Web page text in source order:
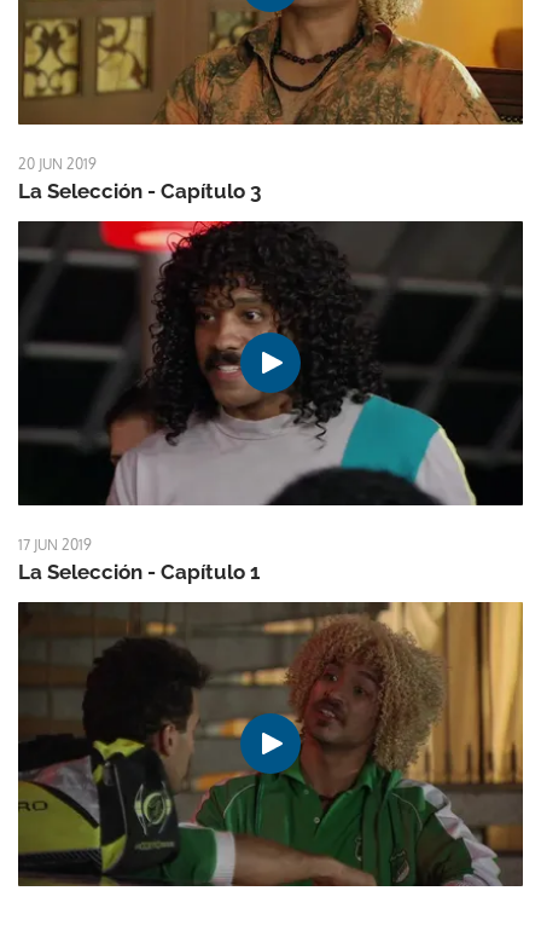
20 JUN 2019
La Selección - Capítulo 3
17 JUN 2019
La Selección - Capítulo 1